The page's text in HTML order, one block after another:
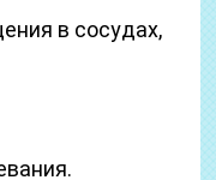
в сосудах,